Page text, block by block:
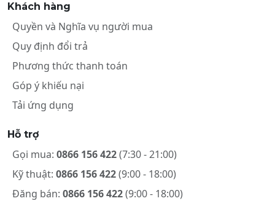
Khách hàng
Quyền và Nghĩa vụ người mua
Quy định đổi trả
Phương thức thanh toán
Góp ý khiếu nại
Tải ứng dụng
Hỗ trợ
Gọi mua: 0866 156 422(7:30 - 21:00)
Kỹ thuật: 0866 156 422(9:00 - 18:00)
Đăng bán: 0866 156 422(9:00 - 18:00)